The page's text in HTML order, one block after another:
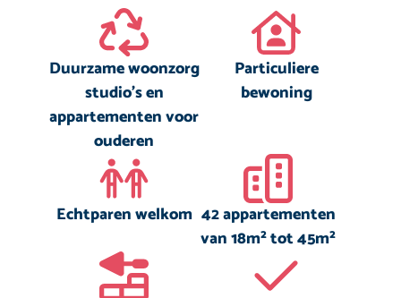
Duurzame woonzorg
studio’s en
appartementen voor
ouderen
Particuliere
bewoning
Echtparen welkom 42 appartementen
van 18m² tot 45m²